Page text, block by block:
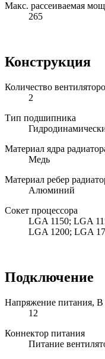
Макс. рассеиваемая
265
Конструкция
Количество
2
Тип подшипника
Материал ядра
Медь
Материал ребер
Алюминий
Сокет процессора
LGA 1150; LGA
LGA 1200; LGA
Подключение
Напряжение питания, В
12
Коннектор питания
Питание